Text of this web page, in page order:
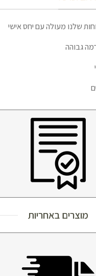
שלנו מעולה עם יחס אישי
גבוהה
מוצרים באחריות